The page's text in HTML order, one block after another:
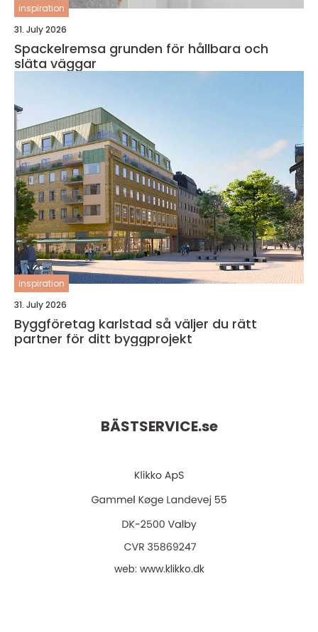
inspiration
31. July 2026
Spackelremsa grunden för hållbara och
släta väggar
inspiration
31. July 2026
Byggföretag karlstad så väljer du rätt
partner för ditt byggprojekt
BÄSTSERVICE.se
web: www.klikko.dk